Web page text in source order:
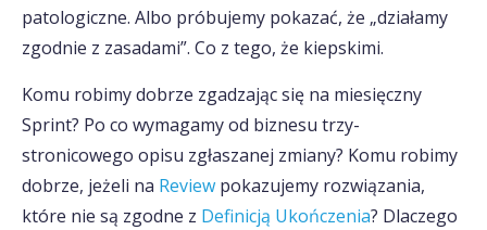
patologiczne. Albo próbujemy pokazać, że „działamy
zgodnie z zasadami”. Co z tego, że kiepskimi.
Komu robimy dobrze zgadzając się na miesięczny
Sprint? Po co wymagamy od biznesu trzy-
stronicowego opisu zgłaszanej zmiany? Komu robimy
dobrze, jeżeli na Review pokazujemy rozwiązania,
które nie są zgodne z Definicją Ukończenia? Dlaczego